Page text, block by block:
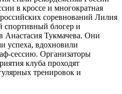
в кроссе и многократная
соревнований Лилия
спортивный блогер и
Анастасия Тукмачева. Они
успеха, вдохновили
сессию. Организаторы
клуба проходят
тренировок и